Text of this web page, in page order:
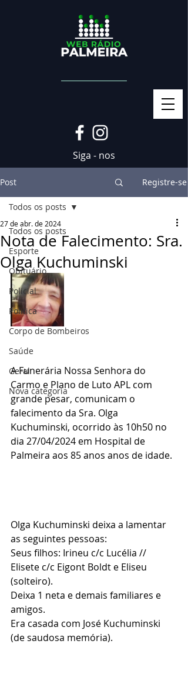
Siga - nos
Post Registre-se
Todos os posts
Esporte
Obituário
Policial
Politica
Corpo de Bombeiros
Saúde
Geral
Nova categoria
Todos os posts
Nota de Falecimento: Sra.
Olga Kuchuminski
27 de abr. de 2024
A Funerária Nossa Senhora do
Carmo e Plano de Luto APL com
grande pesar, comunicam o
falecimento da Sra. Olga
Kuchuminski, ocorrido às 10h50 no
dia 27/04/2024 em Hospital de
Palmeira aos 85 anos anos de idade.
Olga Kuchuminski deixa a lamentar
as seguintes pessoas:
Seus filhos: Irineu c/c Lucélia //
Elisete c/c Eigont Boldt e Eliseu
(solteiro).
Deixa 1 neta e demais familiares e
amigos.
Era casada com José Kuchuminski
(de saudosa memória).